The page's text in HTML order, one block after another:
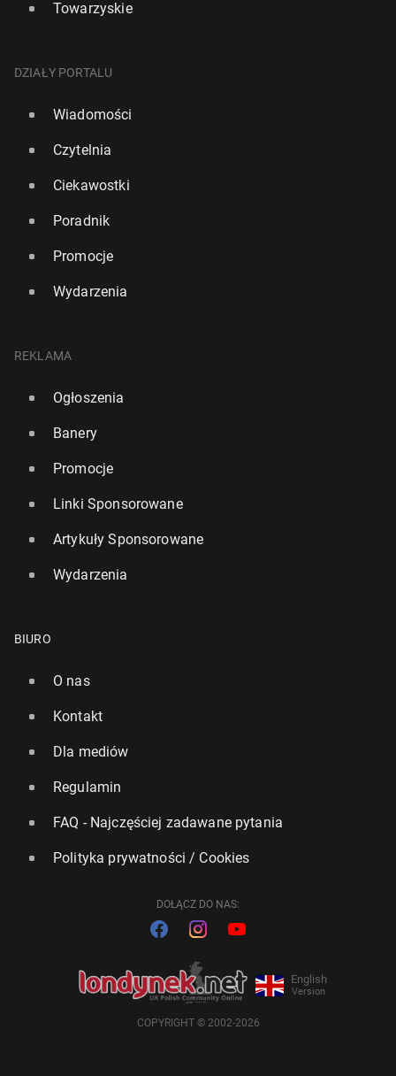
Towarzyskie
DZIAŁY PORTALU
Wiadomości
Czytelnia
Ciekawostki
Poradnik
Promocje
Wydarzenia
REKLAMA
Ogłoszenia
Banery
Promocje
Linki Sponsorowane
Artykuły Sponsorowane
Wydarzenia
BIURO
O nas
Kontakt
Dla mediów
Regulamin
FAQ - Najczęściej zadawane pytania
Polityka prywatności / Cookies
DOŁĄCZ DO NAS:
English
Version
COPYRIGHT © 2002-2026